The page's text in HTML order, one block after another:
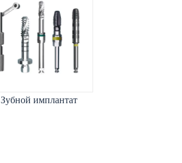
Зубной имплантат